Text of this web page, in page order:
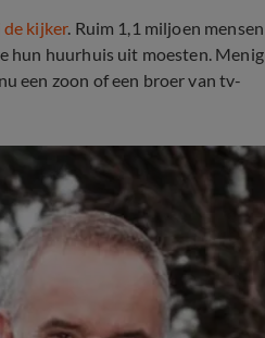
de kijker. Ruim 1,1 miljoen mensen
hun huurhuis uit moesten. Menig
een zoon of een broer van tv-